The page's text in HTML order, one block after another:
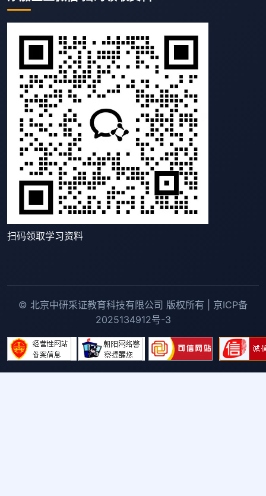
扫码领取学习资料
© 北京中研采证教育科技有限公司 版权所有 | 京ICP备
2025134912号-3